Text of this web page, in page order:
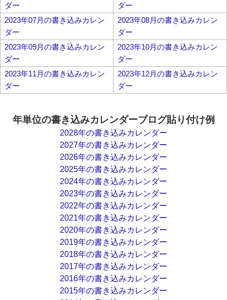
ダー
ダー
2023年07月の書き込みカレン
ダー
2023年08月の書き込みカレン
ダー
2023年09月の書き込みカレン
ダー
2023年10月の書き込みカレン
ダー
2023年11月の書き込みカレン
ダー
2023年12月の書き込みカレン
ダー
年単位の書き込みカレンダーブログ貼り付け例
2028年の書き込みカレンダー
2027年の書き込みカレンダー
2026年の書き込みカレンダー
2025年の書き込みカレンダー
2024年の書き込みカレンダー
2023年の書き込みカレンダー
2022年の書き込みカレンダー
2021年の書き込みカレンダー
2020年の書き込みカレンダー
2019年の書き込みカレンダー
2018年の書き込みカレンダー
2017年の書き込みカレンダー
2016年の書き込みカレンダー
2015年の書き込みカレンダー